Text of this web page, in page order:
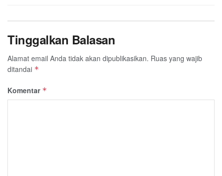
Tinggalkan Balasan
Alamat email Anda tidak akan dipublikasikan. Ruas yang wajib
ditandai *
Komentar *